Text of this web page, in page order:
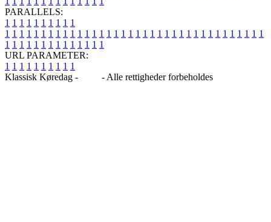
PARALLELS:
1 1 1 1 1 1 1 1 1 1
1 1 1 1 1 1 1 1 1 1 1 1 1 1 1 1 1 1 1 1 1 1 1 1 1 1 1 1 1 1 1 1 1 1 1 1
1 1 1 1 1 1 1 1 1 1 1 1 1 1
URL PARAMETER:
1 1 1 1 1 1 1 1 1 1
Klassisk Køredag -
- Alle rettigheder forbeholdes